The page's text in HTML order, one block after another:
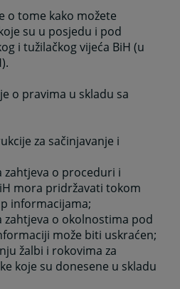
o tome kako možete
su u posjedu i pod
i tužilačkog vijeća BiH (u
o pravima u skladu sa
za sačinjavanje i
zahtjeva o proceduri i
mora pridržavati tokom
informacijama;
zahtjeva o okolnostima pod
može biti uskraćen;
žalbi i rokovima za
koje su donesene u skladu